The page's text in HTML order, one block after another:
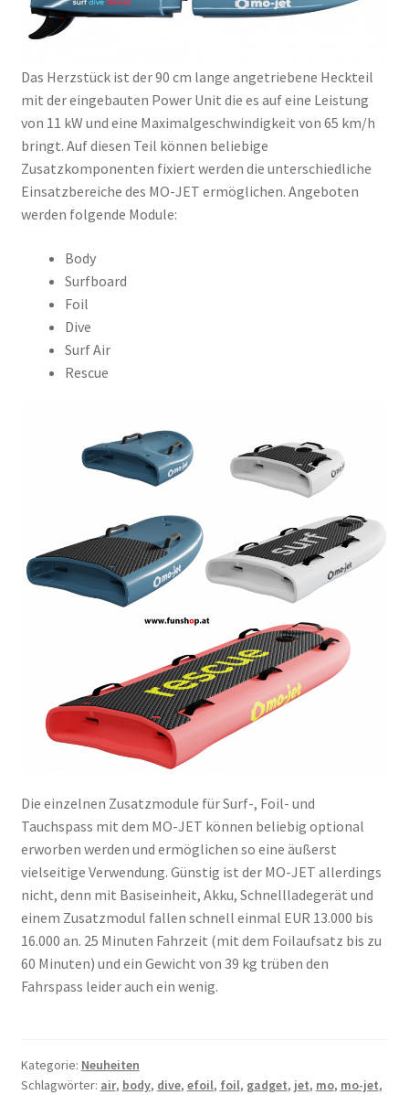
Das Herzstück ist der 90 cm lange angetriebene Heckteil
mit der eingebauten Power Unit die es auf eine Leistung
von 11 kW und eine Maximalgeschwindigkeit von 65 km/h
bringt. Auf diesen Teil können beliebige
Zusatzkomponenten fixiert werden die unterschiedliche
Einsatzbereiche des MO-JET ermöglichen. Angeboten
werden folgende Module:
Body
Surfboard
Foil
Dive
Surf Air
Rescue
Die einzelnen Zusatzmodule für Surf-, Foil- und
Tauchspass mit dem MO-JET können beliebig optional
erworben werden und ermöglichen so eine äußerst
vielseitige Verwendung. Günstig ist der MO-JET allerdings
nicht, denn mit Basiseinheit, Akku, Schnellladegerät und
einem Zusatzmodul fallen schnell einmal EUR 13.000 bis
16.000 an. 25 Minuten Fahrzeit (mit dem Foilaufsatz bis zu
60 Minuten) und ein Gewicht von 39 kg trüben den
Fahrspass leider auch ein wenig.
Kategorie: Neuheiten
Schlagwörter: air, body, dive, efoil, foil, gadget, jet, mo, mo-jet,